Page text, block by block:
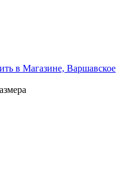
в Магазине, Варшавское